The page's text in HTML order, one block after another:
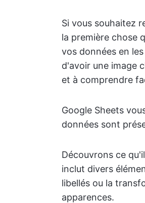
Si vous souhaitez
la première chose
vos données en
d'avoir une image
et à comprendre
Google Sheets
données sont
Découvrons ce
inclut divers
libellés ou la
apparences.